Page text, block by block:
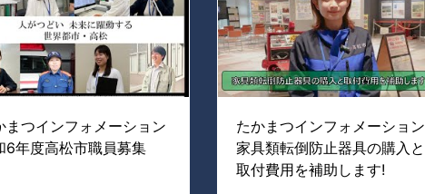
まつインフォメーション
6年度高松市職員募集
たかまつインフォメーション
家具類転倒防止器具の購入と
取付費用を補助します!